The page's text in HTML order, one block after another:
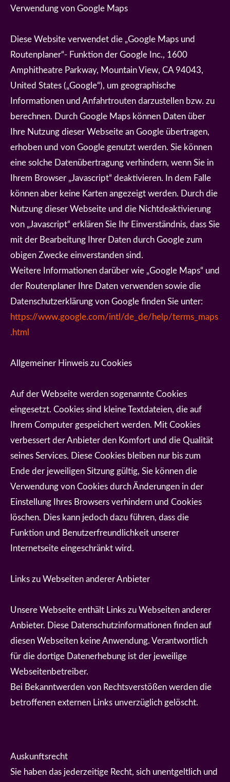
Verwendung von Google Maps
Diese Website verwendet die „Google Maps und
Routenplaner“- Funktion der Google Inc., 1600
Amphitheatre Parkway, Mountain View, CA 94043,
United States („Google“), um geographische
Informationen und Anfahrtrouten darzustellen bzw. zu
berechnen. Durch Google Maps können Daten über
Ihre Nutzung dieser Webseite an Google übertragen,
erhoben und von Google genutzt werden. Sie können
eine solche Datenübertragung verhindern, wenn Sie in
Ihrem Browser „Javascript“ deaktivieren. In dem Falle
können aber keine Karten angezeigt werden. Durch die
Nutzung dieser Webseite und die Nichtdeaktivierung
von „Javascript“ erklären Sie Ihr Einverständnis, dass Sie
mit der Bearbeitung Ihrer Daten durch Google zum
obigen Zwecke einverstanden sind.
Weitere Informationen darüber wie „Google Maps“ und
der Routenplaner Ihre Daten verwenden sowie die
Datenschutzerklärung von Google finden Sie unter:
https://www.google.com/intl/de_de/help/terms_maps
.html
Allgemeiner Hinweis zu Cookies
Auf der Webseite werden sogenannte Cookies
eingesetzt. Cookies sind kleine Textdateien, die auf
Ihrem Computer gespeichert werden. Mit Cookies
verbessert der Anbieter den Komfort und die Qualität
seines Services. Diese Cookies bleiben nur bis zum
Ende der jeweiligen Sitzung gültig, Sie können die
Verwendung von Cookies durch Änderungen in der
Einstellung Ihres Browsers verhindern und Cookies
löschen. Dies kann jedoch dazu führen, dass die
Funktion und Benutzerfreundlichkeit unserer
Internetseite eingeschränkt wird.
Links zu Webseiten anderer Anbieter
Unsere Webseite enthält Links zu Webseiten anderer
Anbieter. Diese Datenschutzinformationen finden auf
diesen Webseiten keine Anwendung. Verantwortlich
für die dortige Datenerhebung ist der jeweilige
Webseitenbetreiber.
Bei Bekanntwerden von Rechtsverstößen werden die
betroffenen externen Links unverzüglich gelöscht.
Auskunftsrecht
Sie haben das jederzeitige Recht, sich unentgeltlich und